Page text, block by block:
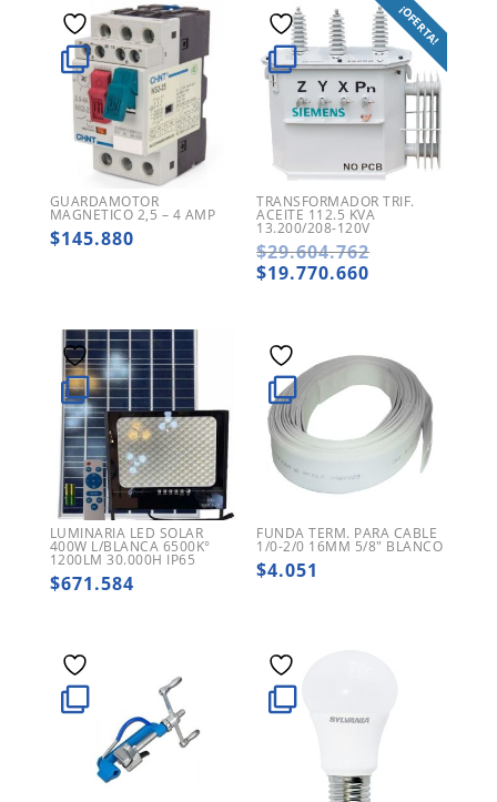
GUARDAMOTOR
MAGNETICO 2,5 – 4 AMP
$145.880
¡OFERTA!
TRANSFORMADOR TRIF.
ACEITE 112.5 KVA
13.200/208-120V
$29.604.762El
$19.770.660
$19.770.660.
LUMINARIA LED SOLAR
400W L/BLANCA 6500K°
1200LM 30.000H IP65
$671.584
FUNDA TERM. PARA CABLE
1/0-2/0 16MM 5/8″ BLANCO
$4.051